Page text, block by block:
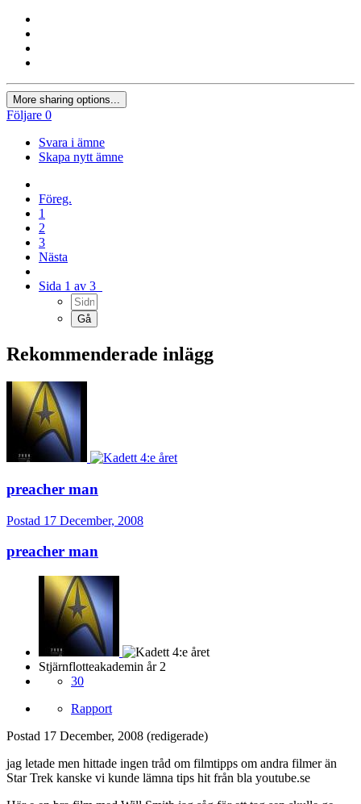
More sharing options...
Följare 0
Svara i ämne
Skapa nytt ämne
Föreg.
1
2
3
Nästa
Sida 1 av 3
Rekommenderade inlägg
preacher man
Postad 17 December, 2008
preacher man
Stjärnflotteakademin år 2
30
Rapport
Postad 17 December, 2008 (redigerade)
jag letade men hittade ingen tråd om filmtipps om andra filmer än
Star Trek kanske vi kunde lämna tips hit från bla youtube.se